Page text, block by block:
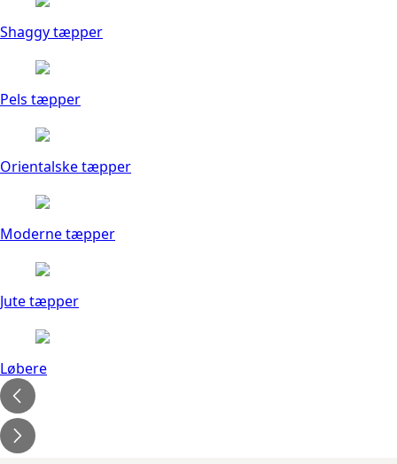
Shaggy tæpper
Pels tæpper
Orientalske tæpper
Moderne tæpper
Jute tæpper
Løbere